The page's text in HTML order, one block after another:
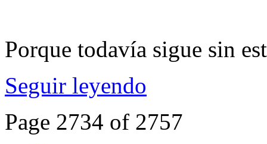
Porque todavía sigue sin
Seguir leyendo
Page 2734 of 2757